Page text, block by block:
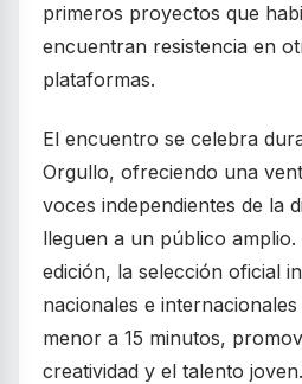
primeros proyectos que
encuentran resistencia en
plataformas.
El encuentro se celebra
Orgullo, ofreciendo una
voces independientes de la
lleguen a un público
edición, la selección oficial
nacionales e
menor a 15 minutos,
creatividad y el talento joven.